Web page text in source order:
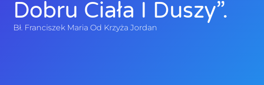
Dobru Ciała I Duszy”.
Bł. Franciszek Maria Od Krzyża Jordan